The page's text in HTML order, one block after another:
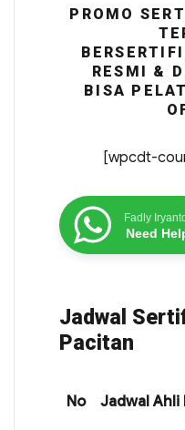
PROMO
RESMI &
BISA
[wpcdt-
Fadly
Need
Jadwal
Pacitan
No Jadwal Ahli